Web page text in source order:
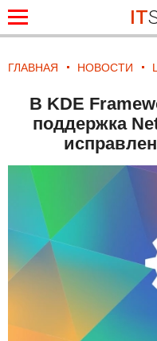
IT
ГЛАВНАЯ НОВОСТИ
В KDE
поддержка